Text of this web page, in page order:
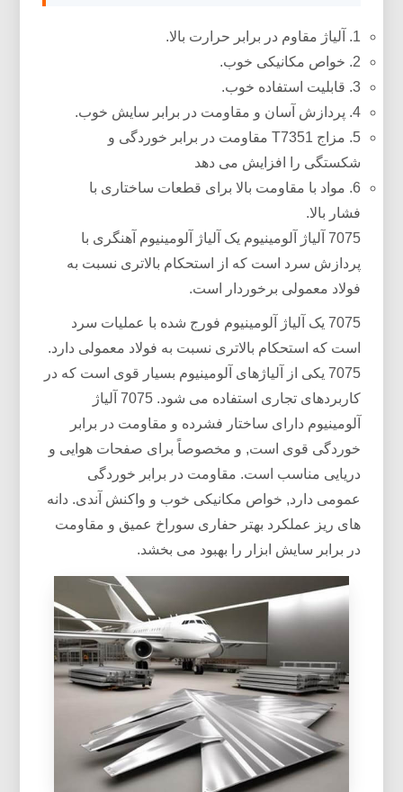
1. آلیاژ مقاوم در برابر حرارت بالا.
2. خواص مکانیکی خوب.
3. قابلیت استفاده خوب.
4. پردازش آسان و مقاومت در برابر سایش خوب.
5. مزاج T7351 مقاومت در برابر خوردگی و
شکستگی را افزایش می دهد
6. مواد با مقاومت بالا برای قطعات ساختاری با
فشار بالا.
7075 آلیاژ آلومینیوم یک آلیاژ آلومینیوم آهنگری با
پردازش سرد است که از استحکام بالاتری نسبت به
فولاد معمولی برخوردار است.
7075 یک آلیاژ آلومینیوم فورج شده با عملیات سرد
است که استحکام بالاتری نسبت به فولاد معمولی دارد.
7075 یکی از آلیاژهای آلومینیوم بسیار قوی است که در
کاربردهای تجاری استفاده می شود. 7075 آلیاژ
آلومینیوم دارای ساختار فشرده و مقاومت در برابر
خوردگی قوی است, و مخصوصاً برای صفحات هوایی و
دریایی مناسب است. مقاومت در برابر خوردگی
عمومی دارد, خواص مکانیکی خوب و واکنش آندی. دانه
های ریز عملکرد بهتر حفاری سوراخ عمیق و مقاومت
در برابر سایش ابزار را بهبود می بخشد.